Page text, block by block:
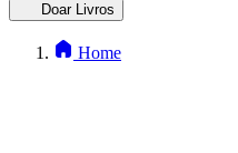
Doar Livros
Home